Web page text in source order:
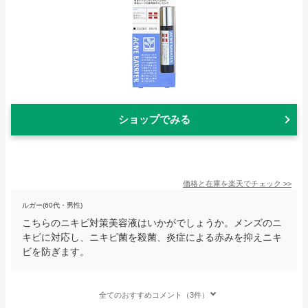
ショップでみる
価格と在庫を楽天でチェック >>
ルガー(60代・男性)
こちらのニキビ対策美容液はいかがでしょうか。メンズのニ
キビに対応し、ニキビ菌を殺菌、炎症による赤みを抑えニキ
ビを防ぎます。
全てのおすすめコメント（3件）